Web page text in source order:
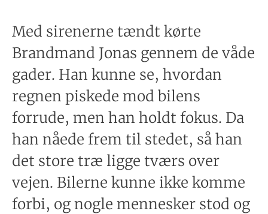
Med sirenerne tændt kørte
Brandmand Jonas gennem de våde
gader. Han kunne se, hvordan
regnen piskede mod bilens
forrude, men han holdt fokus. Da
han nåede frem til stedet, så han
det store træ ligge tværs over
vejen. Bilerne kunne ikke komme
forbi, og nogle mennesker stod og